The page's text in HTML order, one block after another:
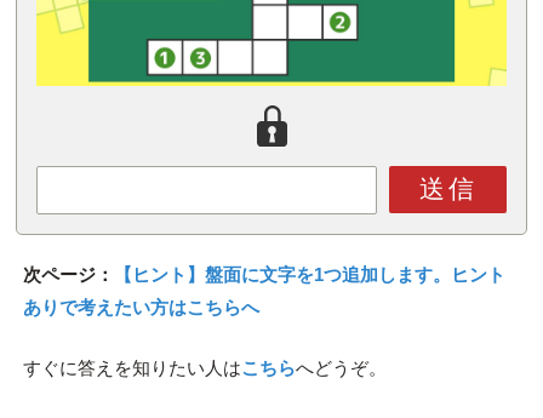
送信
次ページ：
【ヒント】盤面に文字を1つ追加します。ヒント
ありで考えたい方はこちらへ
すぐに答えを知りたい人はこちらへどうぞ。